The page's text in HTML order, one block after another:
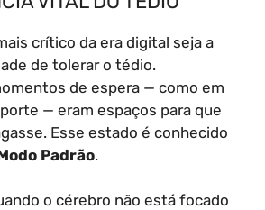
crítico da era digital seja a
de tolerar o tédio.
de espera — como em
— eram espaços para que
Esse estado é conhecido
Padrão.
o cérebro não está focado